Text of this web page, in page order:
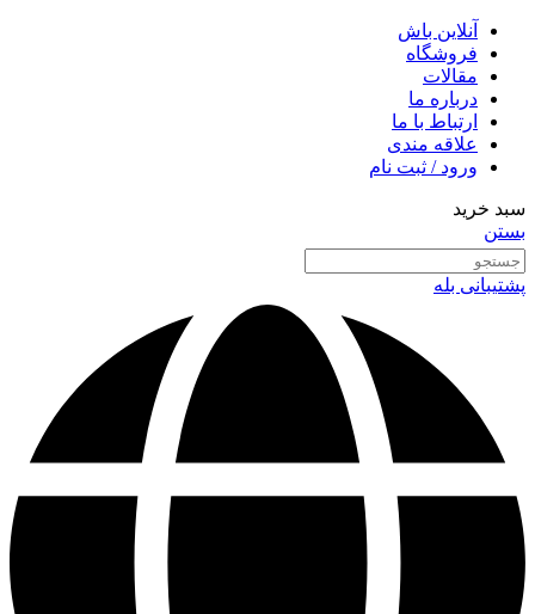
آنلاین باش
فروشگاه
مقالات
درباره ما
ارتباط با ما
علاقه مندی
ورود / ثبت نام
سبد خرید
بستن
پشتیبانی بله